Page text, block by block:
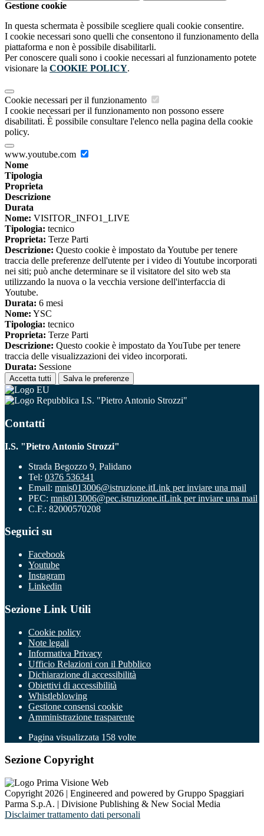
Gestione cookie
In questa schermata è possibile scegliere quali cookie consentire.
I cookie necessari sono quelli che consentono il funzionamento della
piattaforma e non è possibile disabilitarli.
Per conoscere quali sono i cookie necessari al funzionamento potete
visionare la COOKIE POLICY.
Cookie necessari per il funzionamento
I cookie necessari per il funzionamento non possono essere
disabilitati. È possibile consultare l'elenco nella pagina della cookie
policy.
www.youtube.com
Nome
Tipologia
Proprieta
Descrizione
Durata
Nome: VISITOR_INFO1_LIVE
Tipologia: tecnico
Proprieta: Terze Parti
Descrizione: Questo cookie è impostato da Youtube per tenere
traccia delle preferenze dell'utente per i video di Youtube incorporati
nei siti; può anche determinare se il visitatore del sito web sta
utilizzando la nuova o la vecchia versione dell'interfaccia di
Youtube.
Durata: 6 mesi
Nome: YSC
Tipologia: tecnico
Proprieta: Terze Parti
Descrizione: Questo cookie è impostato da YouTube per tenere
traccia delle visualizzazioni dei video incorporati.
Durata: Sessione
Accetta tutti Salva le preferenze
I.S. "Pietro Antonio Strozzi"
Contatti
I.S. "Pietro Antonio Strozzi"
Strada Begozzo 9, Palidano
Tel: 0376 536341
Email: mnis013006@istruzione.itLink per inviare una mail
PEC: mnis013006@pec.istruzione.itLink per inviare una mail
C.F.: 82000570208
Seguici su
Facebook
Youtube
Instagram
Linkedin
Sezione Link Utili
Cookie policy
Note legali
Informativa Privacy
Ufficio Relazioni con il Pubblico
Dichiarazione di accessibilità
Obiettivi di accessibilità
Whistleblowing
Gestione consensi cookie
Amministrazione trasparente
Pagina visualizzata 158 volte
Sezione Copyright
Copyright 2026 | Engineered and powered by Gruppo Spaggiari
Parma S.p.A. | Divisione Publishing & New Social Media
Disclaimer trattamento dati personali